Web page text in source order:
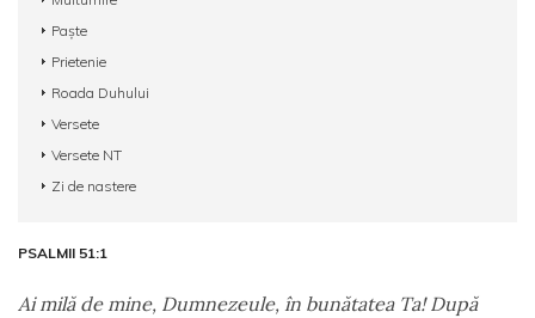
Paște
Prietenie
Roada Duhului
Versete
Versete NT
Zi de nastere
PSALMII 51:1
Ai milă de mine, Dumnezeule, în bunătatea Ta! După